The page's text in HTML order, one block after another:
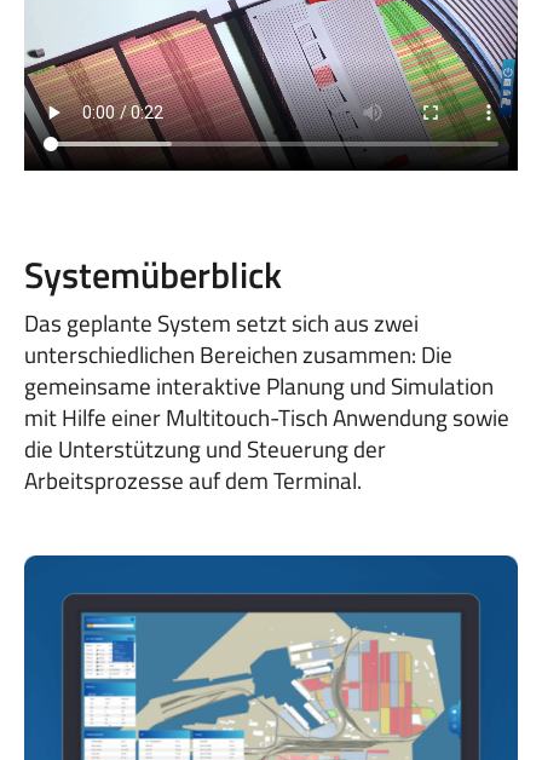
Systemüberblick
Das geplante System setzt sich aus zwei
unterschiedlichen Bereichen zusammen: Die
gemeinsame interaktive Planung und Simulation
mit Hilfe einer Multitouch-Tisch Anwendung sowie
die Unterstützung und Steuerung der
Arbeitsprozesse auf dem Terminal.